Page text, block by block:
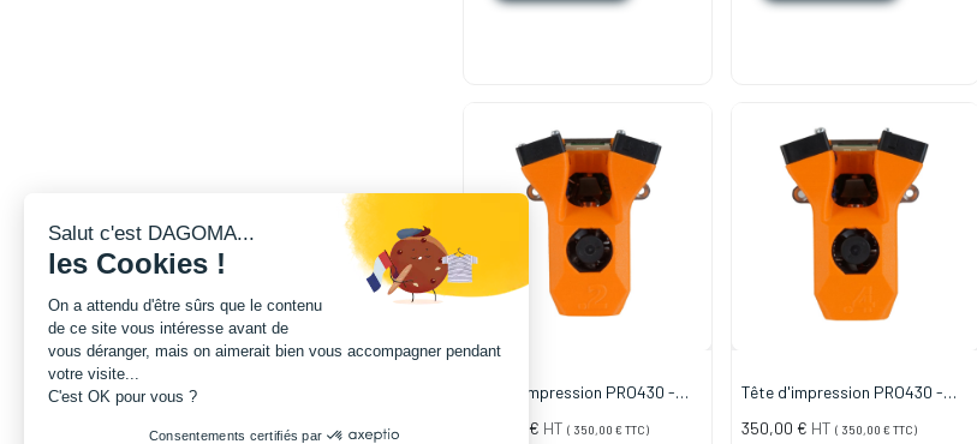
Tête d'impression PRO430 -
€ HT ( 350,00 € TTC)
Tête d'impression PRO430 -
350,00 € HT ( 350,00 € TTC)
Salut c'est DAGOMA...
les Cookies !
On a attendu d'être sûrs que le contenu
de ce site vous intéresse avant de
vous déranger, mais on aimerait bien vous accompagner pendant
votre visite...
C'est OK pour vous ?
Consentements certifiés par